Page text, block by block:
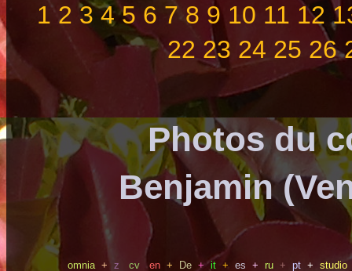
1 2 3 4 5 6 7 8 9 10 11 12
22 23 24 25 26
Photos du
Benjamin
omnia + z cv en + De + it + es + ru + pt + studio